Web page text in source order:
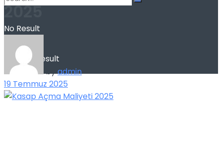
No Result
View All Result
2025
byadmin
19 Temmuz 2025